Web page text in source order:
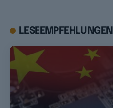
LESEEMPFEHLUNGEN